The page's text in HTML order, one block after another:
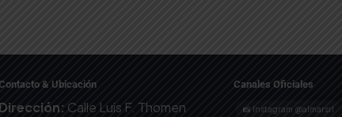
& Ubicación
Dirección: Calle Luis F. Thomen
Canales Oficiales
📸 Instagram @almarsrl